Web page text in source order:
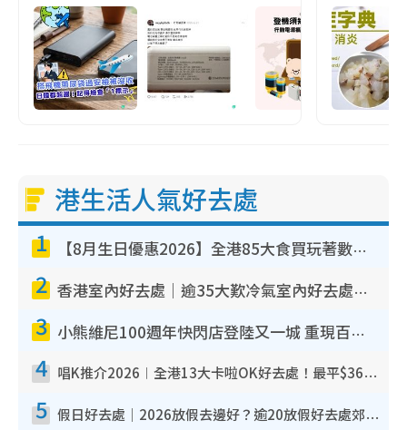
港生活人氣好去處
1 【8月生日優惠2026】全港85大食買玩著數攻略 自助餐/火鍋放題同行免費＋誠品/DONKI送現金券
2 香港室內好去處｜逾35大歎冷氣室內好去處推介 室內活動免費避雨無懼落雨
3 小熊維尼100週年快閃店登陸又一城 重現百畝森林經典場景／獨家限定盲盒登場／專屬DIY香水
4 唱K推介2026︱全港13大卡啦OK好去處！最平$36起 日文K都有！(附地址+收費詳情)
5 假日好去處｜2026放假去邊好？逾20放假好去處郊外/秘景 休閒半日或一日遊